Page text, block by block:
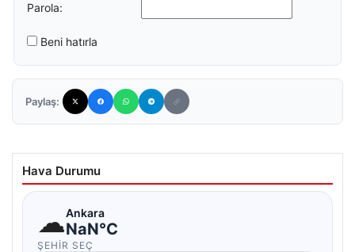
Parola:
Beni hatırla
Paylaş:
Hava Durumu
☁Ankara
NaN°C
ŞEHIR SEÇ